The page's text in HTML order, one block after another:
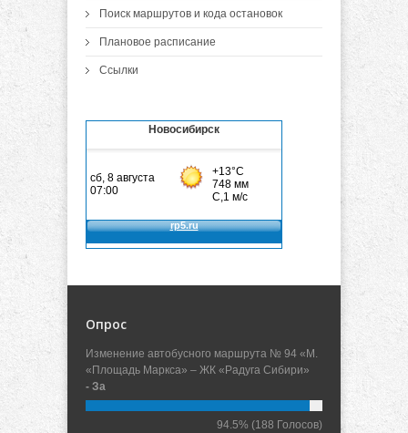
Поиск маршрутов и кода остановок
Плановое расписание
Ссылки
Новосибирск
Опрос
Изменение автобусного маршрута № 94 «М.
«Площадь Маркса» – ЖК «Радуга Сибири»
- За
94.5% (188 Голосов)